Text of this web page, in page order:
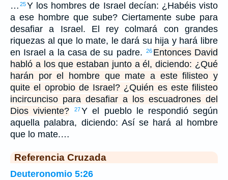
… 25Y los hombres de Israel decían: ¿Habéis visto
a ese hombre que sube? Ciertamente sube para
desafiar a Israel. El rey colmará con grandes
riquezas al que lo mate, le dará su hija y hará libre
en Israel a la casa de su padre.
26 Entonces David
habló a los que estaban junto a él, diciendo: ¿Qué
harán por el hombre que mate a este filisteo y
quite el oprobio de Israel? ¿Quién es este filisteo
incircunciso para desafiar a los escuadrones del
Dios viviente?
27Y el pueblo le respondió según
aquella palabra, diciendo: Así se hará al hombre
que lo mate.…
Referencia Cruzada
Deuteronomio 5:26